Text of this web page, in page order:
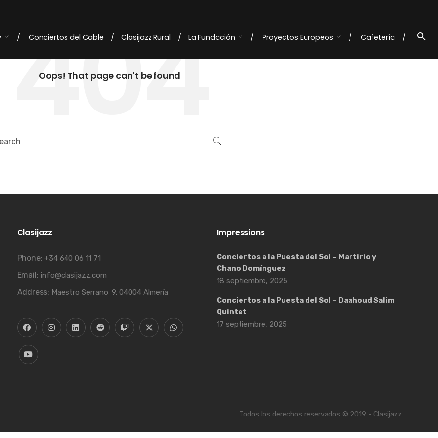
Conciertos del Cable Clasijazz Rural La Fundación Proyectos Europeos
Cafetería
404
Oops! That page can't be found
Clasijazz
Phone: +34 640 06 11 71
Email: info@clasijazz.com
Address: Maestro Serrano, 9. 04004 Almería
Impressions
Conciertos a la Puesta del Sol – Martirio y
Chano Domínguez
18 septiembre, 2025
Conciertos a la Puesta del Sol – Daahoud Salim
Quintet
17 septiembre, 2025
Todos los derechos reservados © 2019 - Clasijazz